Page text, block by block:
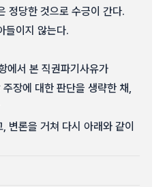
정당한 것으로 수긍이 간다.
들이지 않는다.
에서 본 직권파기사유가
장에 대한 판단을 생략한 채,
변론을 거쳐 다시 아래와 같이